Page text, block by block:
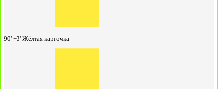
90' +3' Жёлтая карточка